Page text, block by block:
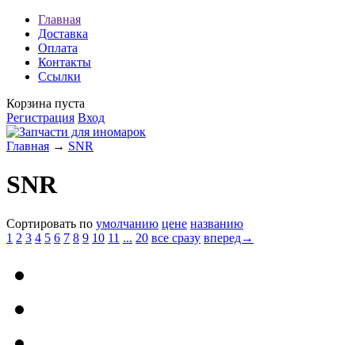
Главная
Доставка
Оплата
Контакты
Ссылки
Корзина пуста
Регистрация Вход
Главная → SNR
SNR
Сортировать по умолчанию цене названию
1 2 3 4 5 6 7 8 9 10 11 ... 20 все сразу вперед→